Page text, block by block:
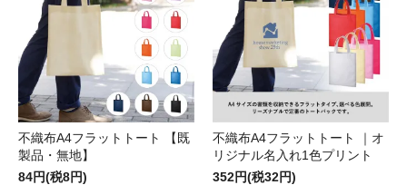
不織布A4フラットトート 【既
製品・無地】
84円(税8円)
不織布A4フラットトート ｜オ
リジナル名入れ1色プリント
352円(税32円)